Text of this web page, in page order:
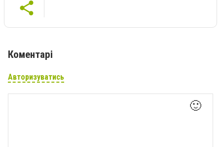
Коментарі
Авторизуватись
🙂